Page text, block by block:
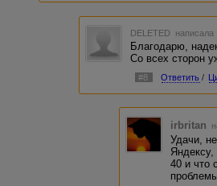
DELETED
Благодарю,
Со всех сторон
#8 Ответить /
irbritan
Удачи,
40 и что